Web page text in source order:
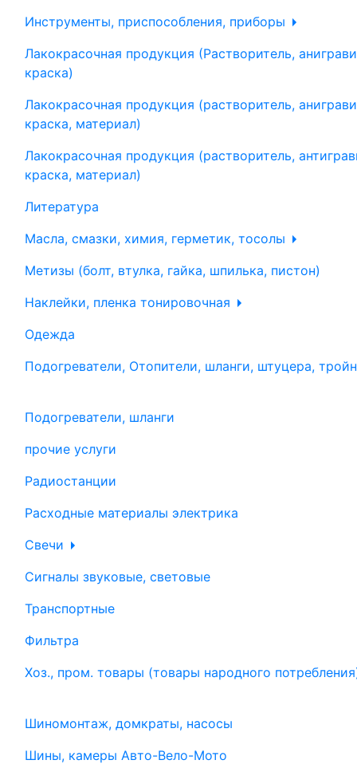
Инструменты, приспособления, приборы
Лакокрасочная продукция (Растворитель,
краска)
Лакокрасочная продукция (растворитель,
краска, материал)
Лакокрасочная продукция (растворитель,
краска, материал)
Литература
Масла, смазки, химия, герметик, тосолы
Метизы (болт, втулка, гайка, шпилька, пистон)
Наклейки, пленка тонировочная
Одежда
Подогреватели, Отопители, шланги, штуцера,
Подогреватели, шланги
прочие услуги
Радиостанции
Расходные материалы электрика
Свечи
Сигналы звуковые, световые
Транспортные
Фильтра
Хоз., пром. товары (товары народного
Шиномонтаж, домкраты, насосы
Шины, камеры Авто-Вело-Мото